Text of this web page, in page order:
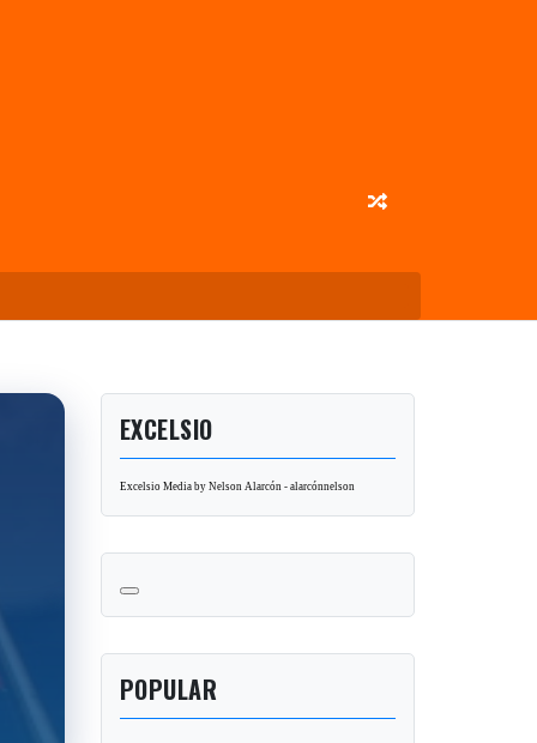
EXCELSIO
Excelsio Media by Nelson Alarcón - alarcónnelson
POPULAR